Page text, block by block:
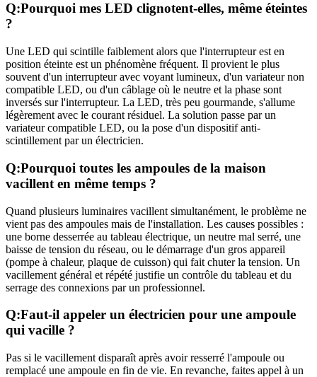
Q:Pourquoi mes LED clignotent-elles, même éteintes
?
Une LED qui scintille faiblement alors que l'interrupteur est en
position éteinte est un phénomène fréquent. Il provient le plus
souvent d'un interrupteur avec voyant lumineux, d'un variateur non
compatible LED, ou d'un câblage où le neutre et la phase sont
inversés sur l'interrupteur. La LED, très peu gourmande, s'allume
légèrement avec le courant résiduel. La solution passe par un
variateur compatible LED, ou la pose d'un dispositif anti-
scintillement par un électricien.
Q:Pourquoi toutes les ampoules de la maison
vacillent en même temps ?
Quand plusieurs luminaires vacillent simultanément, le problème ne
vient pas des ampoules mais de l'installation. Les causes possibles :
une borne desserrée au tableau électrique, un neutre mal serré, une
baisse de tension du réseau, ou le démarrage d'un gros appareil
(pompe à chaleur, plaque de cuisson) qui fait chuter la tension. Un
vacillement général et répété justifie un contrôle du tableau et du
serrage des connexions par un professionnel.
Q:Faut-il appeler un électricien pour une ampoule
qui vacille ?
Pas si le vacillement disparaît après avoir resserré l'ampoule ou
remplacé une ampoule en fin de vie. En revanche, faites appel à un